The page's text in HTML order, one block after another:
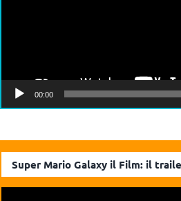
00:00
Super Mario Galaxy il Film: il